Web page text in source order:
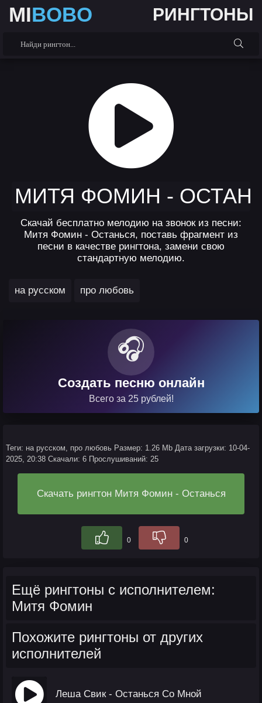
MIBOBO РИНГТОНЫ
МИТЯ ФОМИН -
Скачай бесплатно мелодию на звонок из песни:
Митя Фомин - Останься, поставь фрагмент из
песни в качестве рингтона, замени свою
стандартную мелодию.
на русском
про любовь
🎧
Создать песню онлайн
Всего за 25 рублей!
Теги: на русском, про любовь Размер: 1.26 Mb Дата загрузки: 10-04-
2025, 20:38 Скачали: 6 Прослушиваний: 25
Скачать рингтон Митя Фомин - Останься
0 0
Ещё рингтоны с исполнителем:
Митя Фомин
Похожите рингтоны от других
исполнителей
Леша Свик - Останься Со Мной